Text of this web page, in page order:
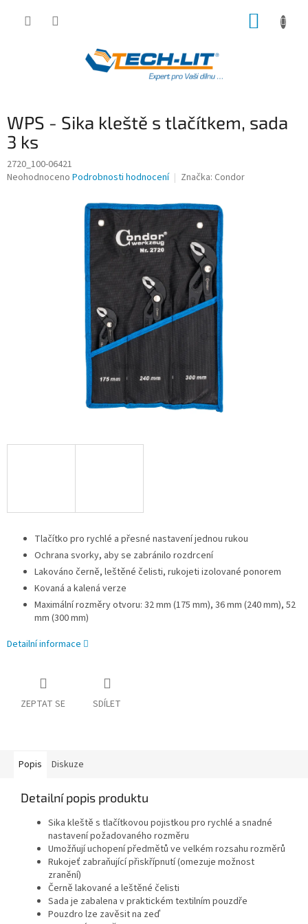
WPS - Sika kleště s tlačítkem, sada
3 ks
2720_100-06421
Průměrné
Neohodnoceno Podrobnosti hodnocení Značka: Condor
Tlačítko pro rychlé a přesné nastavení jednou rukou
Ochrana svorky, aby se zabránilo rozdrcení
Lakováno černě, leštěné čelisti, rukojeti izolované ponorem
Kovaná a kalená verze
Maximální rozměry otvoru: 32 mm (175 mm), 36 mm (240 mm), 52
mm (300 mm)
Detailní informace
ZEPTAT SE SDÍLET
Popis Diskuze
Detailní popis produktu
Sika kleště s tlačítkovou pojistkou pro rychlé a snadné
nastavení požadovaného rozměru
Umožňují uchopení předmětů ve velkém rozsahu rozměrů
Rukojeť zabraňující přiskřípnutí (omezuje možnost
zranění)
Černě lakované a leštěné čelisti
Sada je zabalena v praktickém textilním pouzdře
Pouzdro lze zavěsit na zeď